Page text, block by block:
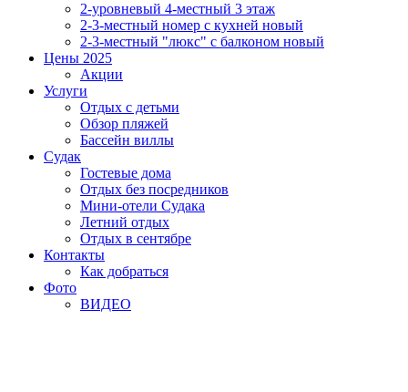
2-уровневый 4-местный 3 этаж
2-3-местный номер с кухней новый
2-3-местный "люкс" с балконом новый
Цены 2025
Акции
Услуги
Отдых с детьми
Обзор пляжей
Бассейн виллы
Судак
Гостевые дома
Отдых без посредников
Мини-отели Судака
Летний отдых
Отдых в сентябре
Контакты
Как добраться
Фото
ВИДЕО